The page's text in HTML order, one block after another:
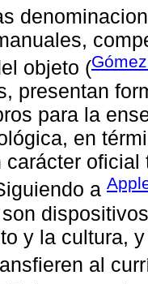
objeto (
presentan
para la
en
carácter
a
y la cultura,
al